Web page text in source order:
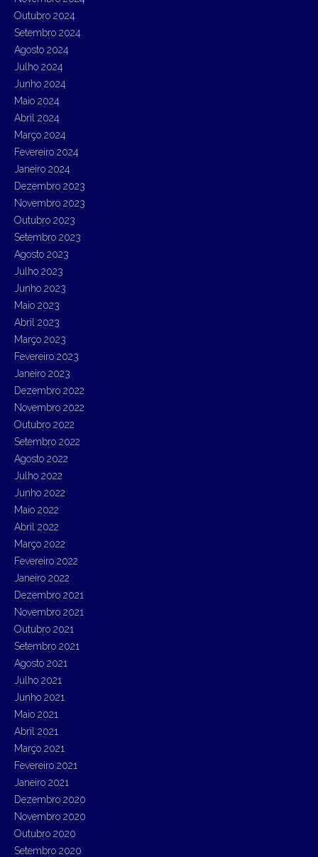
Outubro 2024
Setembro 2024
Agosto 2024
Julho 2024
Junho 2024
Maio 2024
Abril 2024
Março 2024
Fevereiro 2024
Janeiro 2024
Dezembro 2023
Novembro 2023
Outubro 2023
Setembro 2023
Agosto 2023
Julho 2023
Junho 2023
Maio 2023
Abril 2023
Março 2023
Fevereiro 2023
Janeiro 2023
Dezembro 2022
Novembro 2022
Outubro 2022
Setembro 2022
Agosto 2022
Julho 2022
Junho 2022
Maio 2022
Abril 2022
Março 2022
Fevereiro 2022
Janeiro 2022
Dezembro 2021
Novembro 2021
Outubro 2021
Setembro 2021
Agosto 2021
Julho 2021
Junho 2021
Maio 2021
Abril 2021
Março 2021
Fevereiro 2021
Janeiro 2021
Dezembro 2020
Novembro 2020
Outubro 2020
Setembro 2020